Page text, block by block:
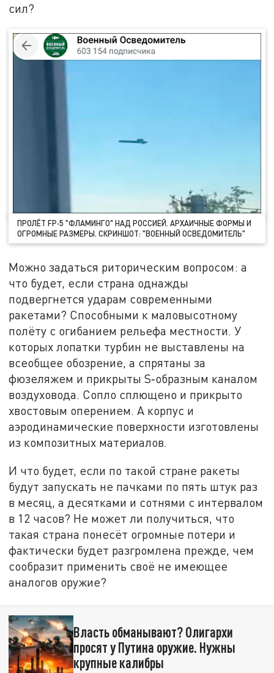
сил?
ПРОЛЁТ FP‑5 "ФЛАМИНГО" НАД РОССИЕЙ. АРХАИЧНЫЕ ФОРМЫ И
ОГРОМНЫЕ РАЗМЕРЫ. СКРИНШОТ: "ВОЕННЫЙ ОСВЕДОМИТЕЛЬ"
Можно задаться риторическим вопросом: а
что будет, если страна однажды
подвергнется ударам современными
ракетами? Способными к маловысотному
полёту с огибанием рельефа местности. У
которых лопатки турбин не выставлены на
всеобщее обозрение, а спрятаны за
фюзеляжем и прикрыты S‑образным каналом
воздуховода. Сопло сплющено и прикрыто
хвостовым оперением. А корпус и
аэродинамические поверхности изготовлены
из композитных материалов.
И что будет, если по такой стране ракеты
будут запускать не пачками по пять штук раз
в месяц, а десятками и сотнями с интервалом
в 12 часов? Не может ли получиться, что
такая страна понесёт огромные потери и
фактически будет разгромлена прежде, чем
сообразит применить своё не имеющее
аналогов оружие?
Власть обманывают? Олигархи
просят у Путина оружие. Нужны
крупные калибры